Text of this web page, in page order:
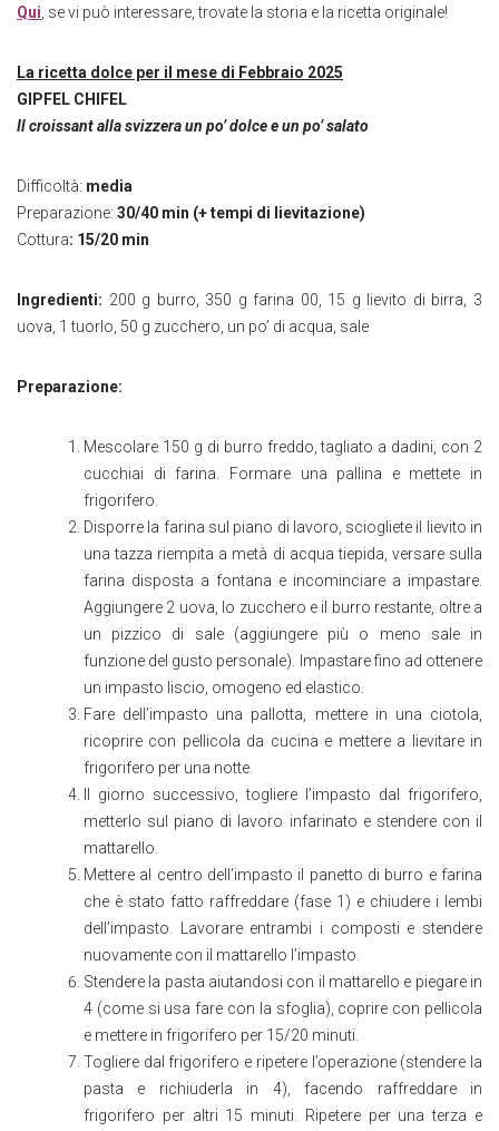
Qui , se vi può interessare, trovate la storia e la ricetta originale!
La ricetta dolce per il mese di Febbraio 2025
GIPFEL CHIFEL
Il croissant alla svizzera un po’ dolce e un po’ salato
Difficoltà: media
Preparazione: 30/40 min (+ tempi di lievitazione)
Cottura: 15/20 min
Ingredienti: 200 g burro, 350 g farina 00, 15 g lievito di birra, 3
uova, 1 tuorlo, 50 g zucchero, un po’ di acqua, sale
Preparazione:
Mescolare 150 g di burro freddo, tagliato a dadini, con 2
cucchiai di farina. Formare una pallina e mettete in
frigorifero.
Disporre la farina sul piano di lavoro, sciogliete il lievito in
una tazza riempita a metà di acqua tiepida, versare sulla
farina disposta a fontana e incominciare a impastare.
Aggiungere 2 uova, lo zucchero e il burro restante, oltre a
un pizzico di sale (aggiungere più o meno sale in
funzione del gusto personale). Impastare fino ad ottenere
un impasto liscio, omogeno ed elastico.
Fare dell’impasto una pallotta, mettere in una ciotola,
ricoprire con pellicola da cucina e mettere a lievitare in
frigorifero per una notte.
Il giorno successivo, togliere l’impasto dal frigorifero,
metterlo sul piano di lavoro infarinato e stendere con il
mattarello.
Mettere al centro dell’impasto il panetto di burro e farina
che è stato fatto raffreddare (fase 1) e chiudere i lembi
dell’impasto. Lavorare entrambi i composti e stendere
nuovamente con il mattarello l’impasto.
Stendere la pasta aiutandosi con il mattarello e piegare in
4 (come si usa fare con la sfoglia), coprire con pellicola
e mettere in frigorifero per 15/20 minuti.
Togliere dal frigorifero e ripetere l’operazione (stendere la
pasta e richiuderla in 4), facendo raffreddare in
frigorifero per altri 15 minuti. Ripetere per una terza e